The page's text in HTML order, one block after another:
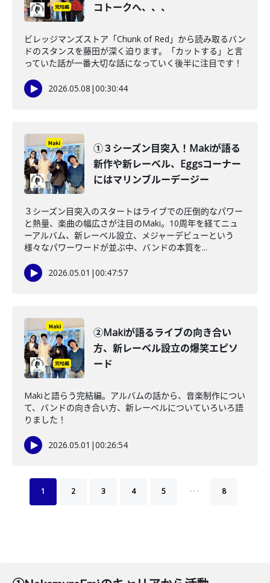
コトークへ、、、
ビレッジマンズストア「Chunk of Red」から読み取るバン
ドのスタンスを藤田が深く迫ります。「カットする」と言
っていた話が一番大切な話になっていく後半に注目です！
2026.05.08 |00:30:44
①３シーズン目突入！Makiが語る
新作や新レーベル、Eggsコーナー
にはマリンブルーデージー
３シーズン目突入のスタートはライブでの圧倒的なパワー
と熱量、楽曲の幅広さが注目のMaki。10周年を経てニュ
ーアルバム、新レーベル設立、メジャーデビューという
様々なパワーワードが並ぶ中、バンドの本質を...
2026.05.01 |00:47:57
②Makiが語るライブの向き合い
方、新レーベル設立の爆笑エピソ
ード
Makiと語らう完結編。アルバムの話から、音楽制作につい
て、バンドの向き合い方、新レーベルについていろいろ語
りました！
2026.05.01 |00:26:54
1 2 3 4 5 … 8